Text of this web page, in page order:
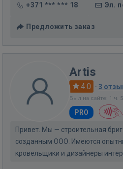
+371 *** *** 18 Эл.
Предложить заказ
Artis
4.0 · 3
Был на сайте: 1 ч.
PRO
Привет. Мы — строительная
созданным ООО. Имеются
кровельщики и дизайнеры